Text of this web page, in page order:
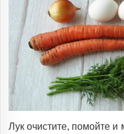
Лук очистите, помойте и